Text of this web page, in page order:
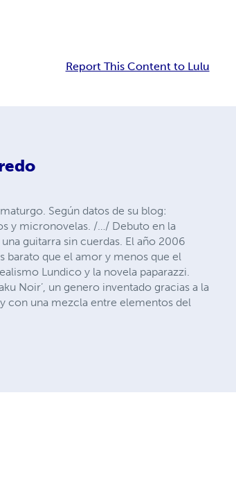
Report This Content to Lulu
Según datos de su blog:
y micronovelas. /…/ Debuto en la
guitarra sin cuerdas. El año 2006
barato que el amor y menos que el
Lundico y la novela paparazzi.
Noir’, un genero inventado gracias a la
con una mezcla entre elementos del